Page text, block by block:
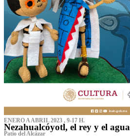
ENERO A ABRIL 2023 , 9-17 H.
Nezahualcóyotl, el rey y el agua
Patio del Alcázar